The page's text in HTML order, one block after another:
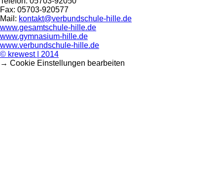
Fax: 05703-920577
Mail: kontakt@verbundschule-hille.de
www.gesamtschule-hille.de
www.gymnasium-hille.de
www.verbundschule-hille.de
© krewest | 2014
→ Cookie Einstellungen bearbeiten